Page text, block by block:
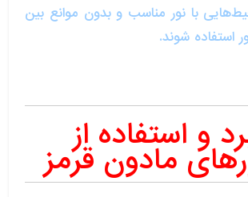
با نور مناسب و بدون موانع بین
استفاده شوند.
و استفاده از
مادون قرمز